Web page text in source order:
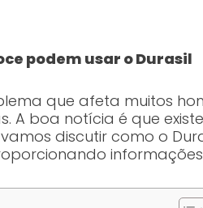
podem usar o Durasil
que afeta muitos
A boa notícia é que
discutir como o